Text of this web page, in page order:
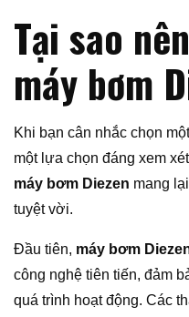
Tại sao
máy bơm
Khi bạn cân nhắc chọn
một lựa chọn đáng xem
máy bơm Diezen mang
tuyệt vời.
Đầu tiên, máy bơm
công nghệ tiên tiến, đảm
quá trình hoạt động. Các